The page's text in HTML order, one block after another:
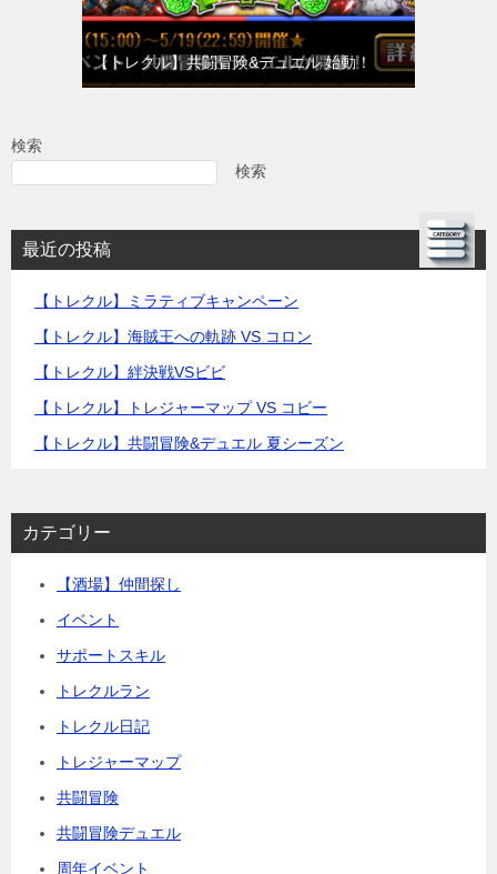
【トレクル】共闘冒険&デュエル 始動！
検索
検索
最近の投稿
【トレクル】ミラティブキャンペーン
【トレクル】海賊王への軌跡 VS コロン
【トレクル】絆決戦VSビビ
【トレクル】トレジャーマップ VS コビー
【トレクル】共闘冒険&デュエル 夏シーズン
カテゴリー
【酒場】仲間探し
イベント
サポートスキル
トレクルラン
トレクル日記
トレジャーマップ
共闘冒険
共闘冒険デュエル
周年イベント